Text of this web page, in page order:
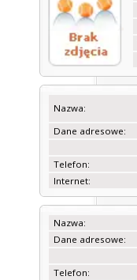
Nazwa:
Dane adresowe:
Telefon:
Internet:
Nazwa:
Dane adresowe:
Telefon: